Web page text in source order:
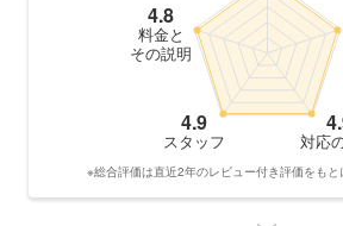
対応
4.9
スタッフ
4.8
料金と
その説明
※総合評価は直近2年のレビュー付き評価をもと